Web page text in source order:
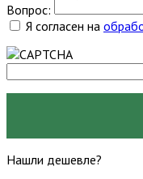
Вопрос:
Я согласен на
Нашли дешевле?